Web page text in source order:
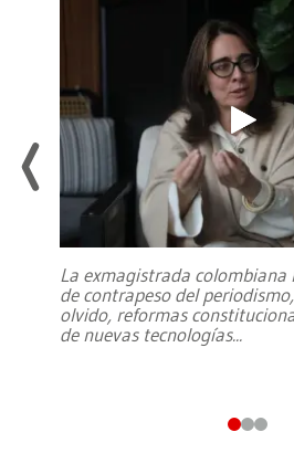
La exmagistrada colombiana
de contrapeso del
olvido, reformas
de nuevas tecnologías...